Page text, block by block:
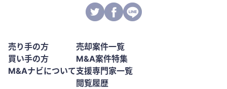
売り手の方
買い手の方
M&Aナビについて
売却案件一覧
M&A案件特集
支援専門家一覧
閲覧履歴